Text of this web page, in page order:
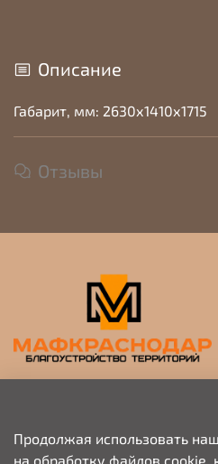
Описание
Габарит, мм: 2630х1410х1715
Отзывы
Продолжая использовать
на обработку файлов